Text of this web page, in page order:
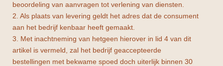
beoordeling van aanvragen tot verlening van diensten.
2. Als plaats van levering geldt het adres dat de consument
aan het bedrijf kenbaar heeft gemaakt.
3. Met inachtneming van hetgeen hierover in lid 4 van dit
artikel is vermeld, zal het bedrijf geaccepteerde
bestellingen met bekwame spoed doch uiterlijk binnen 30